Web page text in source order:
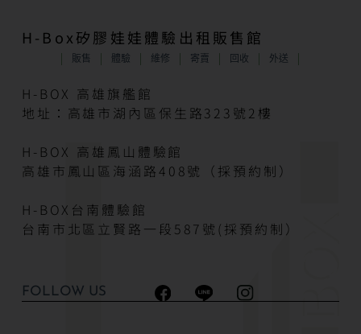
H-Box矽膠娃娃體驗出租販售館
販售 體驗 維修 寄賣 回收 外送
H-BOX 高雄旗艦館
地址：高雄市湖內區保生路323號2樓
H-BOX 高雄鳳山體驗館
高雄市鳳山區海涵路408號（採預約制）
H-BOX台南體驗館
台南市北區立賢路一段587號(採預約制）
FOLLOW US